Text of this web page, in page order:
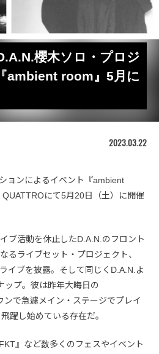
櫻木ソロ・プロジ
ambient room』5月に
2023.03.22
ョンによるイベント『ambient
にて5月20日（土）に開催
ブ活動を休止したD.A.N.のフロント
るライブセット・プロジェクト、
イブを披露。そして同じくD.A.N.よ
ップ。彼は昨年大晦日の
で急遽メイン・ステージでプレイ
躍し始めている存在だ。
』など数多くのフェスやイベント